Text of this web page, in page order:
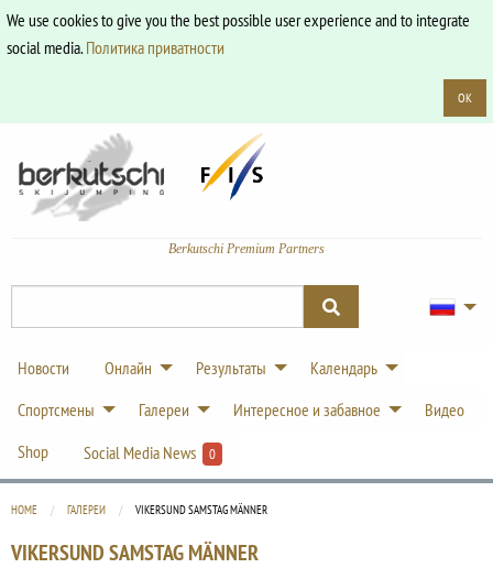
We use cookies to give you the best possible user experience and to integrate
social media.Политика приватности
OK
Berkutschi Premium Partners
Новости Онлайн Результаты
Календарь
Спортсмены
Галереи Интересное и забавное
Видео
Shop
Social Media News 0
HOME ГАЛЕРЕИ CURRENT:
VIKERSUND SAMSTAG MÄNNER
VIKERSUND SAMSTAG MÄNNER